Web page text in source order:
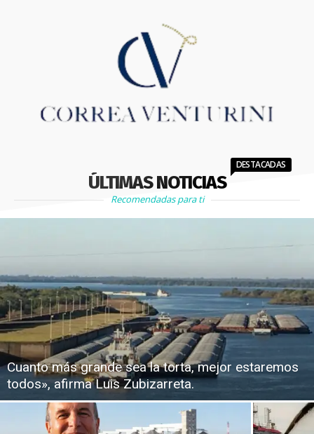
ÚLTIMAS NOTICIAS
DESTACADAS
Recomendadas para ti
Cuanto más grande sea la torta, mejor estaremos
todos», afirma Luis Zubizarreta.